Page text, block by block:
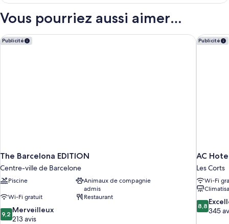
Studio
de
Suite
Studio
Vous pourriez aussi aimer…
Publicité
The Barcelona EDITION
Centre-ville de Barcelone
Piscine
Animaux de compagnie
admis
Wi-Fi gratuit
Restaurant
9.2
sur
9,2 Merveilleux
213 avis
The Barcelona EDITION Publicité
AC
Les Corts
Wi-Fi
8.8
sur
8,8
345
AC